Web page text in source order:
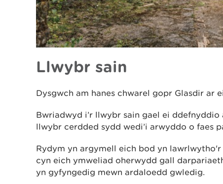
Llwybr sain
Dysgwch am hanes chwarel gopr Glasdir ar
Bwriadwyd i’r llwybr sain gael ei ddefnyddio
llwybr cerdded sydd wedi’i arwyddo o faes
Rydym yn argymell eich bod yn
cyn eich ymweliad oherwydd gall
yn gyfyngedig mewn ardaloedd gwledig.